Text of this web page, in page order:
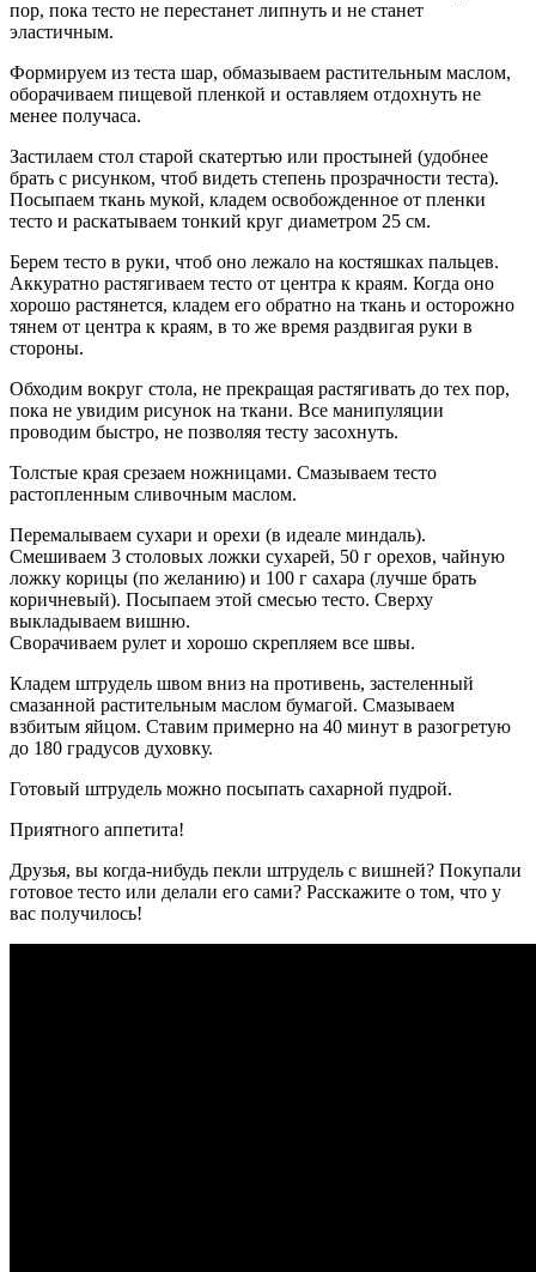
пор, пока тесто не перестанет липнуть и не станет
эластичным.
Формируем из теста шар, обмазываем растительным маслом,
оборачиваем пищевой пленкой и оставляем отдохнуть не
менее получаса.
Застилаем стол старой скатертью или простыней (удобнее
брать с рисунком, чтоб видеть степень прозрачности теста).
Посыпаем ткань мукой, кладем освобожденное от пленки
тесто и раскатываем тонкий круг диаметром 25 см.
Берем тесто в руки, чтоб оно лежало на костяшках пальцев.
Аккуратно растягиваем тесто от центра к краям. Когда оно
хорошо растянется, кладем его обратно на ткань и осторожно
тянем от центра к краям, в то же время раздвигая руки в
стороны.
Обходим вокруг стола, не прекращая растягивать до тех пор,
пока не увидим рисунок на ткани. Все манипуляции
проводим быстро, не позволяя тесту засохнуть.
Толстые края срезаем ножницами. Смазываем тесто
растопленным сливочным маслом.
Перемалываем сухари и орехи (в идеале миндаль).
Смешиваем 3 столовых ложки сухарей, 50 г орехов, чайную
ложку корицы (по желанию) и 100 г сахара (лучше брать
коричневый). Посыпаем этой смесью тесто. Сверху
выкладываем вишню.
Сворачиваем рулет и хорошо скрепляем все швы.
Кладем штрудель швом вниз на противень, застеленный
смазанной растительным маслом бумагой. Смазываем
взбитым яйцом. Ставим примерно на 40 минут в разогретую
до 180 градусов духовку.
Готовый штрудель можно посыпать сахарной пудрой.
Приятного аппетита!
Друзья, вы когда-нибудь пекли штрудель с вишней? Покупали
готовое тесто или делали его сами? Расскажите о том, что у
вас получилось!